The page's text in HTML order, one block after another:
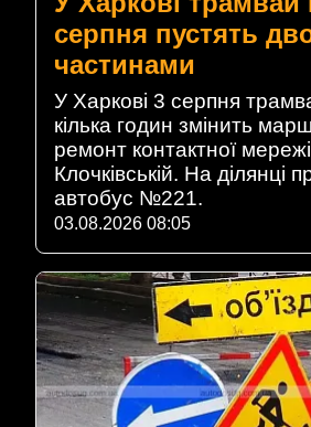
серпня пустять
частинами
У Харкові 3 серпня
кілька годин змінить
ремонт контактної
Клочківській. На ділянці
автобус №221.
03.08.2026 08:05